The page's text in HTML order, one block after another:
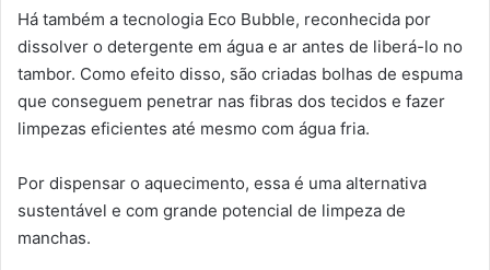
Há também a tecnologia Eco Bubble, reconhecida por
dissolver o detergente em água e ar antes de liberá-lo no
tambor. Como efeito disso, são criadas bolhas de espuma
que conseguem penetrar nas fibras dos tecidos e fazer
limpezas eficientes até mesmo com água fria.
Por dispensar o aquecimento, essa é uma alternativa
sustentável e com grande potencial de limpeza de
manchas.